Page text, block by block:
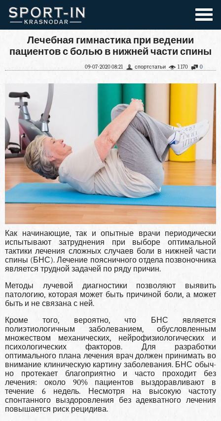
Лечебная гимнастика при ведении
пациентов с болью в нижней части спины
0
1 170
спортстатьи
09-07-2020 08:21
Как начинающие, так и опытные врачи периоди­чески
испытывают затруднения при выборе оп­тимальной
тактики лечения сложных случаев боли в нижней части
спины (БНС). Лечение по­ясничного отдела позвоночника
является труд­ной задачей по ряду причин.
Методы лучевой диагностики позволяют выявить
патологию, ко­торая может быть причиной боли, а может
быть и не связана с ней.
Кроме того, вероятно, что БНС является
полиэтиологичным заболева­нием, обусловленным
множеством механичес­ких, нейрофизиологических и
психологических факторов. Для разработки
оптимального пла­на лечения врач должен принимать во
внимание клиническую картину заболевания. БНС обыч­
но протекает благоприятно и часто проходит без
лечения: около 90% пациентов выздоравливают в
течение 6 недель. Несмотря на высокую ча­стоту
спонтанного выздоровления без адекватно­го лечения
повышается риск рецидива.